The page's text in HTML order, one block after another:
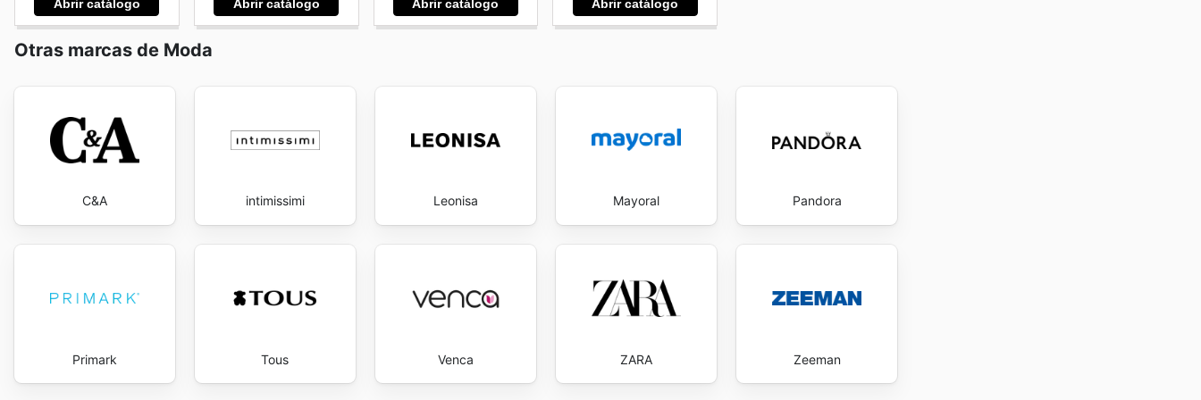
empezar a ahorrar ahora.
Abrir catálogo Abrir catálogo Abrir catálogo Abrir catálogo
Otras marcas de Moda
C&A intimissimi Leonisa Mayoral Pandora
Primark Tous Venca ZARA Zeeman